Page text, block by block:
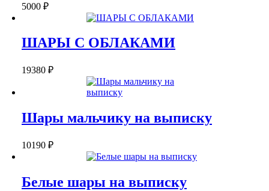
5000 ₽
ШАРЫ С ОБЛАКАМИ
19380 ₽
Шары мальчику на выписку
10190 ₽
Белые шары на выписку